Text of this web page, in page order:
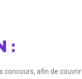
:
concours, afin de